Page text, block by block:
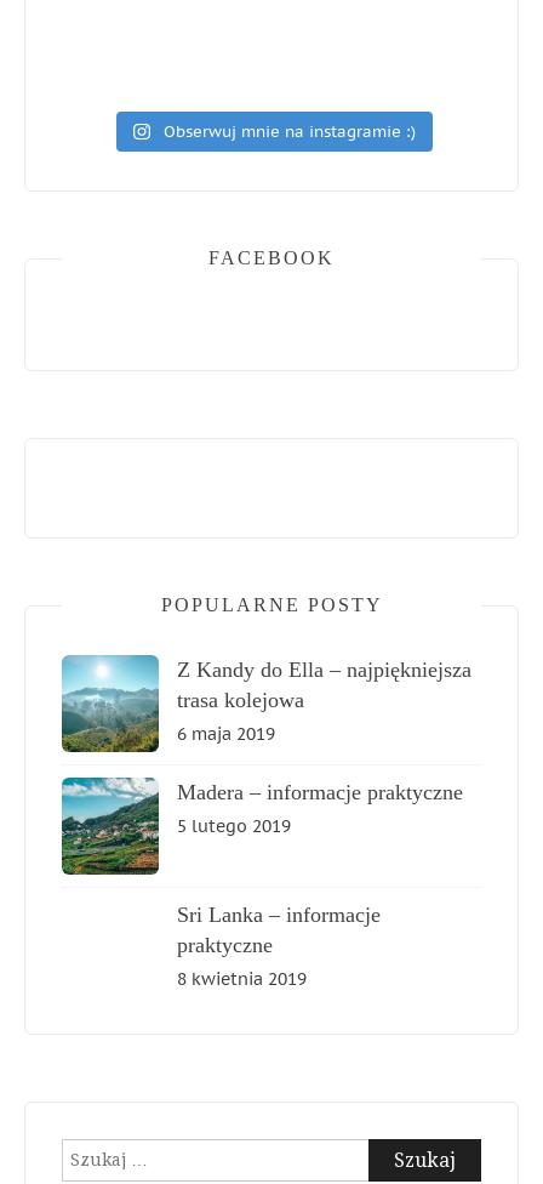
Obserwuj mnie na instagramie :)
FACEBOOK
POPULARNE POSTY
Z Kandy do Ella – najpiękniejsza
trasa kolejowa
6 maja 2019
Madera – informacje praktyczne
5 lutego 2019
Sri Lanka – informacje
praktyczne
8 kwietnia 2019
Szukaj: